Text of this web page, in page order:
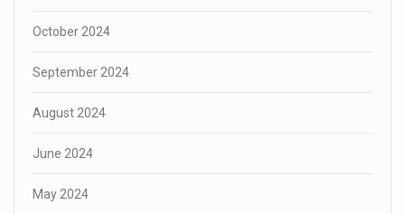
October 2024
September 2024
August 2024
June 2024
May 2024